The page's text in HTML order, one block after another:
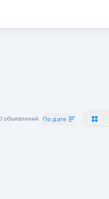
объявлений По дате